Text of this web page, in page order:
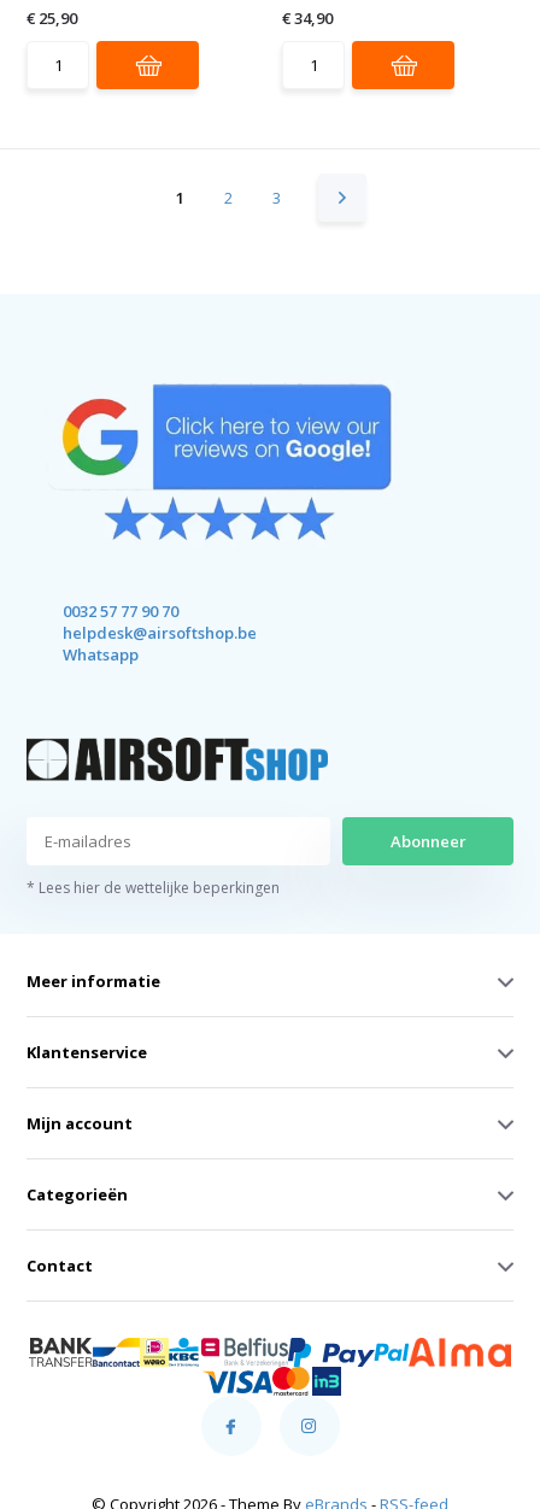
€ 25,90
€ 34,90
1 2 3
0032 57 77 90 70
helpdesk@airsoftshop.be
Whatsapp
Abonneer
* Lees hier de wettelijke beperkingen
Meer informatie
Klantenservice
Mijn account
Categorieën
Contact
© Copyright 2026 - Theme By eBrands -RSS-feed